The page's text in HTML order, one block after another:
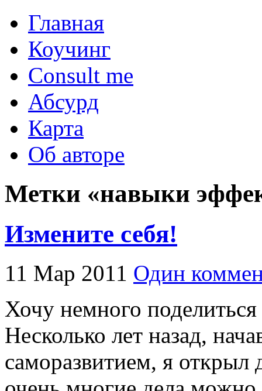
Главная
Коучинг
Consult me
Абсурд
Карта
Об авторе
Метки «навыки
Измените себя!
11 Мар 2011 Один
Хочу немного
Несколько лет назад,
саморазвитием, я